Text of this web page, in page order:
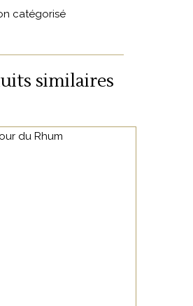
catégorisé
similaires